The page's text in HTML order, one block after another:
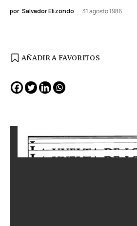
por Salvador Elizondo 31 agosto 1986
AÑADIR A FAVORITOS